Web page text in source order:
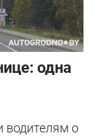
одна
водителям о